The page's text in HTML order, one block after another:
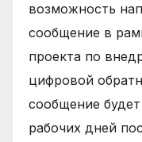
возможность
сообщение в
проекта по
цифровой
сообщение
рабочих дней